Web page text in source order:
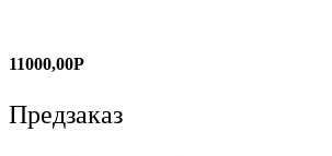
11000,00Р
Предзаказ